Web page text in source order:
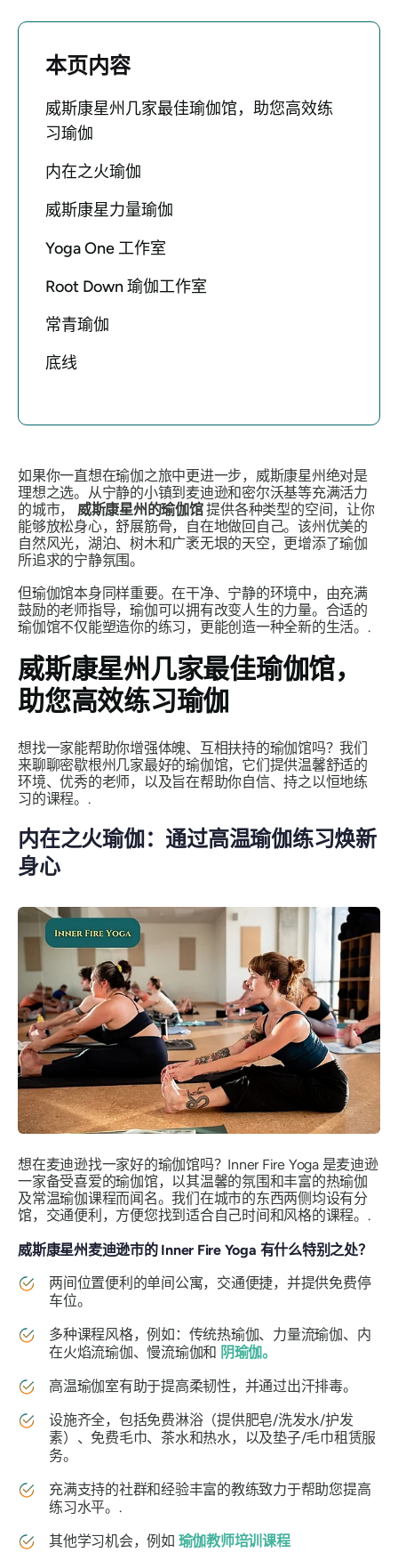
本页内容
威斯康星州几家最佳瑜伽馆，助您高效练
习瑜伽
内在之火瑜伽
威斯康星力量瑜伽
Yoga One 工作室
Root Down 瑜伽工作室
常青瑜伽
底线
如果你一直想在瑜伽之旅中更进一步，威斯康星州绝对是
理想之选。从宁静的小镇到麦迪逊和密尔沃基等充满活力
的城市， 威斯康星州的瑜伽馆提供各种类型的空间，让你
能够放松身心，舒展筋骨，自在地做回自己。该州优美的
自然风光，湖泊、树木和广袤无垠的天空，更增添了瑜伽
所追求的宁静氛围。
但瑜伽馆本身同样重要。在干净、宁静的环境中，由充满
鼓励的老师指导，瑜伽可以拥有改变人生的力量。合适的
瑜伽馆不仅能塑造你的练习，更能创造一种全新的生活。.
威斯康星州几家最佳瑜伽馆，
助您高效练习瑜伽
想找一家能帮助你增强体魄、互相扶持的瑜伽馆吗？我们
来聊聊密歇根州几家最好的瑜伽馆，它们提供温馨舒适的
环境、优秀的老师，以及旨在帮助你自信、持之以恒地练
习的课程。.
内在之火瑜伽：通过高温瑜伽练习焕新
身心
想在麦迪逊找一家好的瑜伽馆吗？Inner Fire Yoga 是麦迪逊
一家备受喜爱的瑜伽馆，以其温馨的氛围和丰富的热瑜伽
及常温瑜伽课程而闻名。我们在城市的东西两侧均设有分
馆，交通便利，方便您找到适合自己时间和风格的课程。.
威斯康星州麦迪逊市的 Inner Fire Yoga 有什么特别之处？
两间位置便利的单间公寓，交通便捷，并提供免费停
车位。
多种课程风格，例如：传统热瑜伽、力量流瑜伽、内
在火焰流瑜伽、慢流瑜伽和 阴瑜伽。
高温瑜伽室有助于提高柔韧性，并通过出汗排毒。
设施齐全，包括免费淋浴（提供肥皂/洗发水/护发
素）、免费毛巾、茶水和热水，以及垫子/毛巾租赁服
务。
充满支持的社群和经验丰富的教练致力于帮助您提高
练习水平。.
其他学习机会，例如 瑜伽教师培训课程